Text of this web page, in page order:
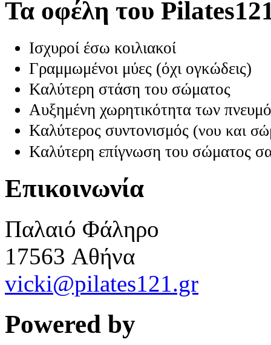
Τα οφέλη του
Ισχυροί έσω κοιλιακοί
Γραμμωμένοι μύες (όχι ογκώδεις)
Καλύτερη στάση του σώματος
Αυξημένη χωρητικότητα των
Καλύτερος συντονισμός (νου και
Καλύτερη επίγνωση του σώματος
Επικοινωνία
Παλαιό Φάληρο
17563 Aθήνα
vicki@pilates121.gr
Powered by